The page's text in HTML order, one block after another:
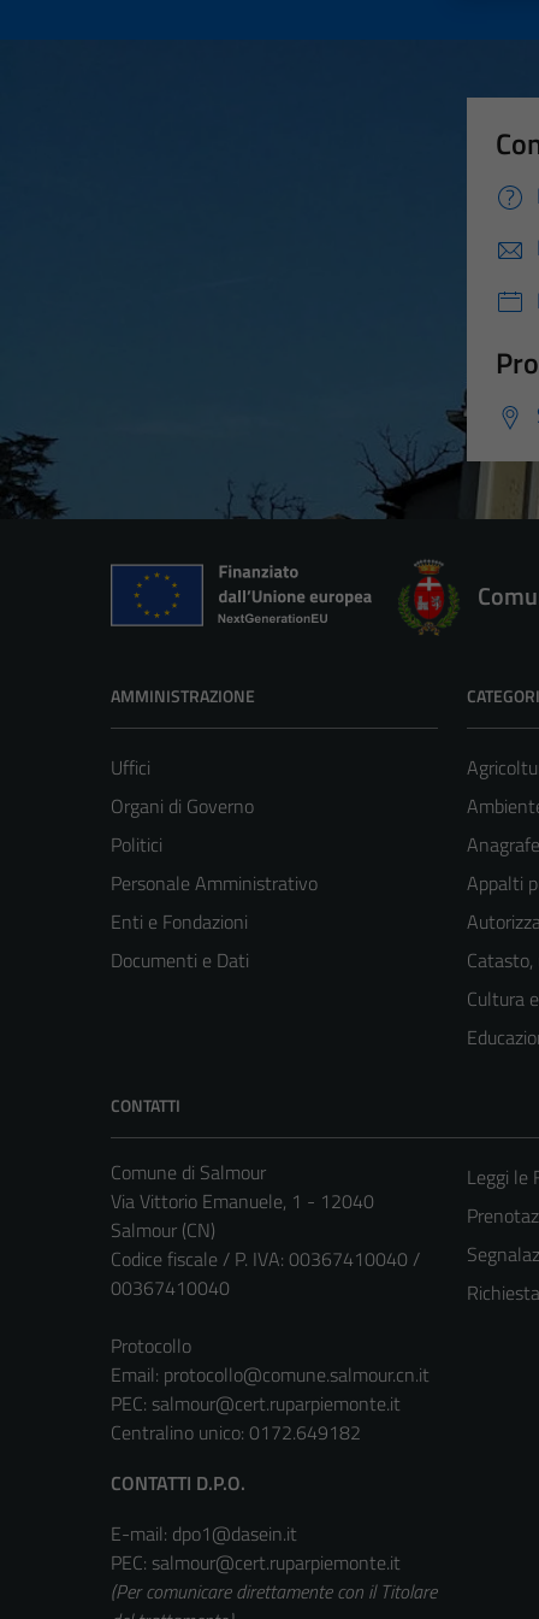
AMMINISTRAZIONE
Uffici
Organi di Governo
Politici
Personale Amministrativo
Enti e Fondazioni
Documenti e Dati
Appalti
Catasto,
Cultura
CONTATTI
Comune di Salmour
Via Vittorio Emanuele, 1 - 12040
Salmour (CN)
Codice fiscale / P. IVA: 00367410040 /
00367410040
Protocollo
Email: protocollo@comune.salmour.cn.it
PEC: salmour@cert.ruparpiemonte.it
Centralino unico: 0172.649182
CONTATTI D.P.O.
E-mail: dpo1@dasein.it
PEC: salmour@cert.ruparpiemonte.it
(Per comunicare direttamente con il Titolare
Leggi le